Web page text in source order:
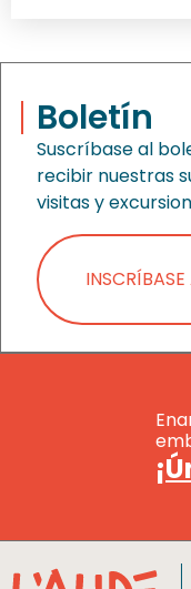
Boletín
Suscríbase al
recibir nuestras
visitas y